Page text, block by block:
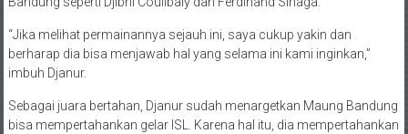
“Jika melihat permainannya sejauh ini, saya cukup yakin dan
berharap dia bisa menjawab hal yang selama ini kami inginkan,”
imbuh Djanur.
Sebagai juara bertahan, Djanur sudah menargetkan Maung Bandung
bisa mempertahankan gelar ISL. Karena hal itu, dia mempertahankan